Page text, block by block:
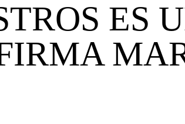
ES